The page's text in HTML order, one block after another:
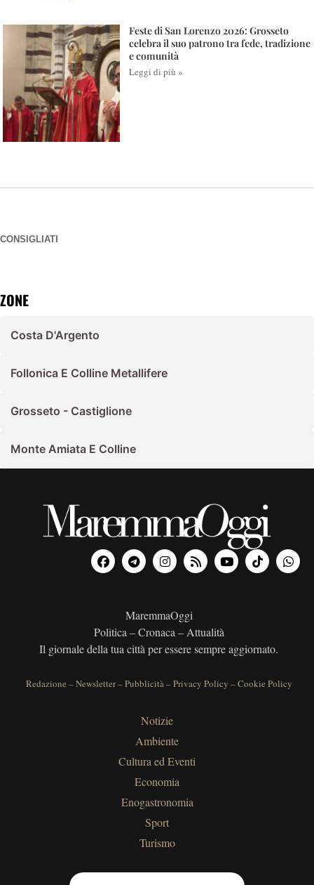
Feste di San Lorenzo 2026: Grosseto
celebra il suo patrono tra fede, tradizione
e comunità
Leggi di più »
CONSIGLIATI
ZONE
Costa D'Argento
Follonica E Colline Metallifere
Grosseto - Castiglione
Monte Amiata E Colline
MaremmaOggi
Politica – Cronaca – Attualità
Il giornale della tua città per essere sempre aggiornato.
Redazione –Newsletter–Pubblicità–Privacy Policy –Cookie Policy
Notizie
Ambiente
Cultura ed Eventi
Economia
Enogastronomia
Sport
Turismo